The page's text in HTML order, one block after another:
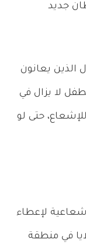
جديد
الذين يعانون
لا يزال في
حتى لو
لإعطاء
في منطقة